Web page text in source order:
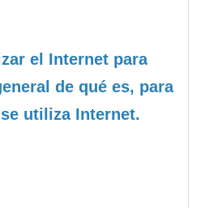
el Internet para
de qué es, para
utiliza Internet.